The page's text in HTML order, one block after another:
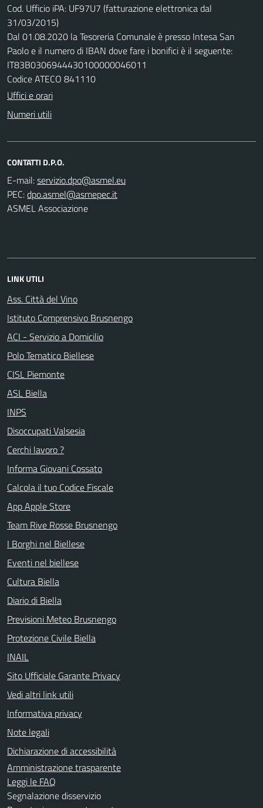
Cod. Ufficio iPA: UF97U7 (fatturazione elettronica dal
31/03/2015)
Dal 01.08.2020 la Tesoreria Comunale è presso Intesa San
Paolo e il numero di IBAN dove fare i bonifici è il seguente:
IT83B0306944430100000046011
Codice ATECO 841110
Uffici e orari
Numeri utili
CONTATTI D.P.O.
E-mail:
PEC:
ASMEL Associazione
LINK UTILI
Ass. Città del Vino
Istituto Comprensivo Brusnengo
ACI - Servizio a Domicilio
Polo Tematico Biellese
CISL Piemonte
ASL Biella
INPS
Disoccupati Valsesia
Cerchi lavoro ?
Informa Giovani Cossato
Calcola il tuo Codice Fiscale
App Apple Store
Team Rive Rosse Brusnengo
I Borghi nel Biellese
Eventi nel biellese
Cultura Biella
Diario di Biella
Previsioni Meteo Brusnengo
Protezione Civile Biella
INAIL
Sito Ufficiale Garante Privacy
Vedi altri link utili
Informativa privacy
Note legali
Dichiarazione di accessibilità
Amministrazione trasparente
Leggi le FAQ
Segnalazione disservizio